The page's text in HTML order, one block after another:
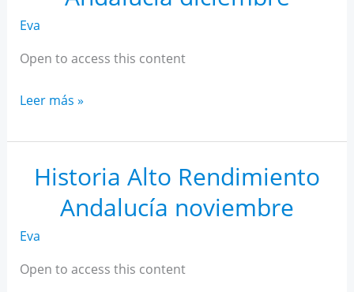
Eva
Open to access this content
Historia
Rendimiento
Andalucía
diciembre
Leer más »
Historia Alto Rendimiento
Andalucía noviembre
Eva
Open to access this content